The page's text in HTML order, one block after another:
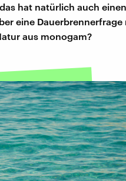
hat natürlich auch
eine
aus monogam?